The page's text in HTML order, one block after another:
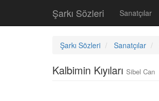
Şarkı Sözleri Sanatçılar
Şarkı Sözleri Sanatçılar
Kalbimin Kıyıları Sibel Can